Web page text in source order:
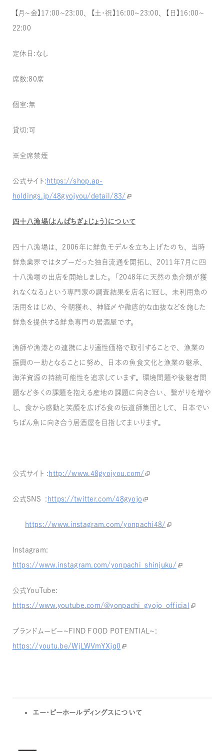
【月〜金】17:00〜23:00、【土・祝】16:00〜23:00、【日】16:00〜
22:00
定休日：なし
席数：80席
個室：無
貸切：可
※全席禁煙
公式サイト： https://shop.ap-
holdings.jp/48gyojyou/detail/83/
四十八漁場（よんぱちぎょじょう）について
四十八漁場は、2006年に鮮魚モデルを立ち上げたのち、当時
鮮魚業界ではタブーだった独自流通を開拓し、2011年7月に四
十八漁場の出店を開始しました。「2048年に天然の魚介類が獲
れなくなる」という専門家の調査結果を店名に冠し、未利用魚の
活用をはじめ、今朝獲れ、神経〆や徹底的な血抜などを施した
鮮魚を提供する鮮魚専門の居酒屋です。
漁師や漁港との連携により適性価格で取引することで、漁業の
振興の一助となることに努め、日本の魚食文化と漁業の継承、
海洋資源の持続可能性を追求しています。環境問題や後継者問
題など多くの課題を抱える産地の課題に向き合い、繋がりを増や
し、食から感動と笑顔を広げる食の伝道師集団として、日本でい
ちばん魚に向き合う居酒屋を目指してまいります。
公式サイト ： http://www.48gyojyou.com/
公式SNS ： https://twitter.com/48gyojo
https://www.instagram.com/yonpachi48/
Instagram：
https://www.instagram.com/yonpachi_shinjuku/
公式YouTube：
https://www.youtube.com/@yonpachi_gyojo_official
ブランドムービー〜FIND FOOD POTENTIAL〜：
https://youtu.be/WjLWVmYXjq0
エー・ピーホールディングスについて